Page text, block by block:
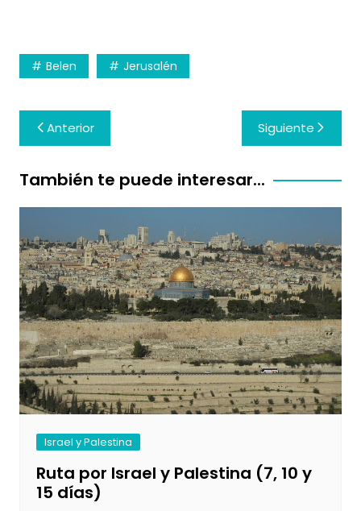
Belen Jerusalén
Navegación
de
entradas
Anterior Siguiente
También te puede interesar...
Israel y Palestina
Ruta por Israel y Palestina (7, 10 y
15 días)